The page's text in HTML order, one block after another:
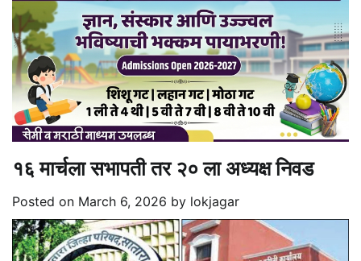
१६ मार्चला सभापती तर २० ला अध्यक्ष निवड
Posted on March 6, 2026 by lokjagar